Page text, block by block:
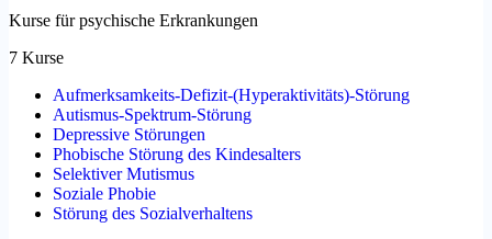
Kurse für psychische Erkrankungen
7 Kurse
Aufmerksamkeits-Defizit-(Hyperaktivitäts)-Störung
Autismus-Spektrum-Störung
Depressive Störungen
Phobische Störung des Kindesalters
Selektiver Mutismus
Soziale Phobie
Störung des Sozialverhaltens